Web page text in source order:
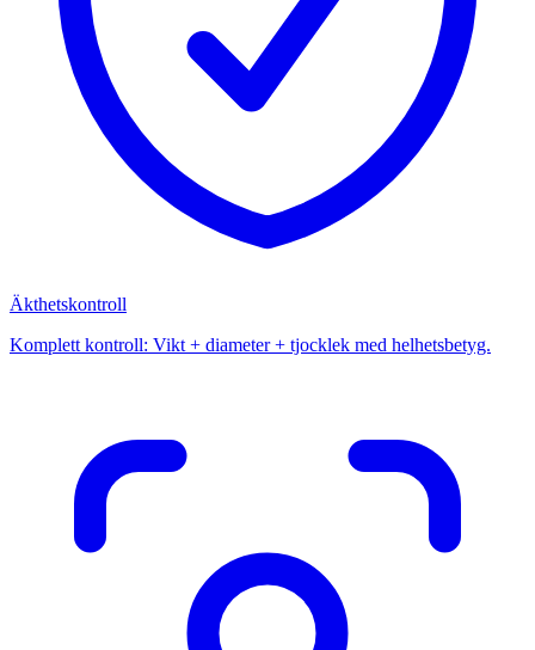
Äkthetskontroll
Komplett kontroll: Vikt + diameter + tjocklek med helhetsbetyg.